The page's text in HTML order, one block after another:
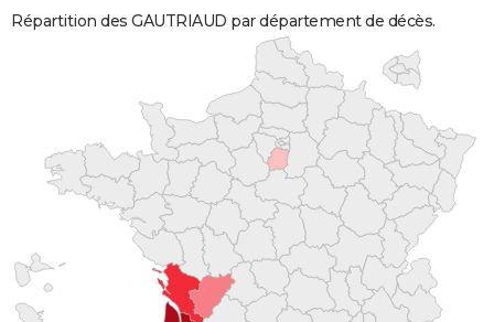
Répartition des GAUTRIAUD par département de décès.